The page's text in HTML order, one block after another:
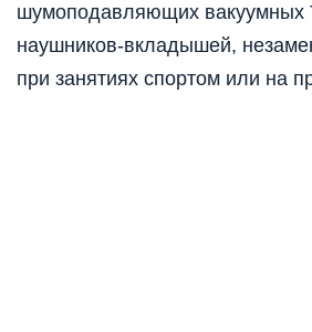
шумоподавляющих вакуумных
наушников-вкладышей,
при занятиях спортом или на